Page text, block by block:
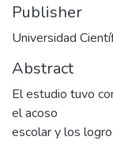
Publisher
Universidad
Abstract
El estudio tuvo
el acoso
escolar y los